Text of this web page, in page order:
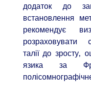
додаток до
встановлення
рекомендує
розраховувати
талії до зросту,
язика за